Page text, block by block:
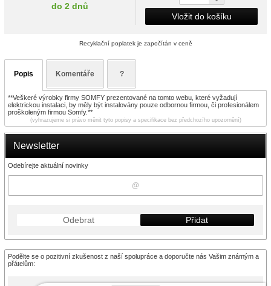
Newsletter
Odebírejte aktuální novinky
Odebrat Přidat
Podělte se o pozitivní zkušenost z naší spolupráce a doporučte nás Vašim známým a
přátelům:
do 2 dnů
Vložit do košíku
Recyklační poplatek je započítán v ceně
Popis Komentáře ?
**Veškeré výrobky firmy SOMFY prezentované na tomto webu, které vyžadují
elektrickou instalaci, by měly být instalovány pouze odbornou firmou, či profesionálem
proškoleným firmou Somfy.**
(vyhrazujeme si právo měnit tyto popisy a specifikace bez předchozího upozornění)